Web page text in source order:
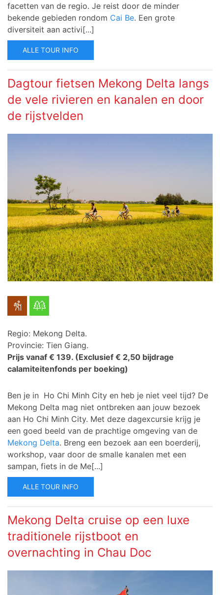
facetten van de regio. Je reist door de minder
bekende gebieden rondom Cai Be. Een grote
diversiteit aan activi[...]
ALLE TOUR INFO
Dagtour fietsen Mekong Delta langs
de vele rivieren en kanalen en door
de rijstvelden
Regio: Mekong Delta.
Provincie: Tien Giang.
Prijs vanaf € 139. (Exclusief € 2,50 bijdrage
calamiteitenfonds per boeking)
Ben je in Ho Chi Minh City en heb je niet veel tijd? De
Mekong Delta mag niet ontbreken aan jouw bezoek
aan Ho Chi Minh City. Met deze dagexcursie krijg je
een goed beeld van de prachtige omgeving van de
Mekong Delta. Breng een bezoek aan een boerderij,
workshop, vaar door de smalle kanalen met een
sampan, fiets in de Me[...]
ALLE TOUR INFO
Mekong Delta cruise op een luxe
traditionele rijstboot en
overnachting in Chau Doc